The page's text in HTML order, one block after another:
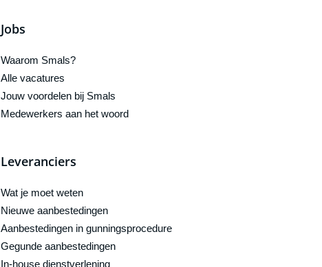
Jobs
Waarom Smals?
Alle vacatures
Jouw voordelen bij Smals
Medewerkers aan het woord
Leveranciers
Wat je moet weten
Nieuwe aanbestedingen
Aanbestedingen in gunningsprocedure
Gegunde aanbestedingen
In-house dienstverlening